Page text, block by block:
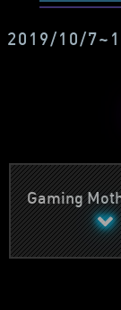
2019/10/
Gaming